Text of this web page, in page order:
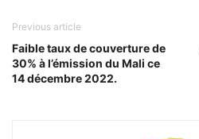
Previous article
Faible taux de couverture de
30% à l’émission du Mali ce
14 décembre 2022.